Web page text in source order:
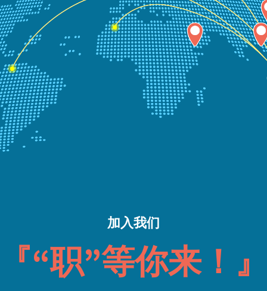
加入我们
“职”等你来！